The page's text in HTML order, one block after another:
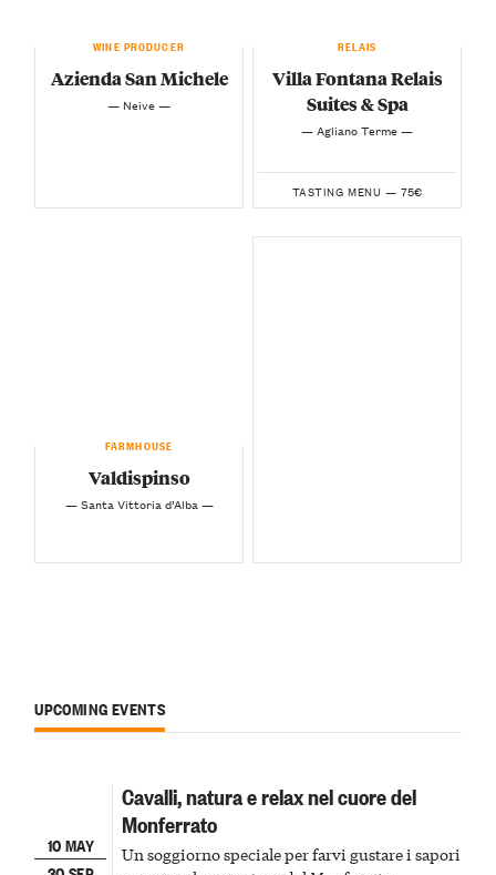
WINE PRODUCER
Azienda San Michele
— Neive —
RELAIS
Villa Fontana Relais
Suites & Spa
— Agliano Terme —
TASTING MENU — 75€
FARMHOUSE
Valdispinso
— Santa Vittoria d’Alba —
UPCOMING EVENTS
10 MAY
Cavalli, natura e relax nel cuore del
Monferrato
Un soggiorno speciale per farvi gustare i sapori